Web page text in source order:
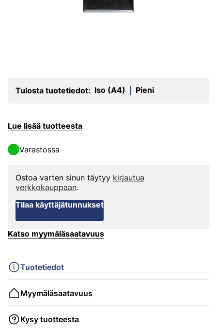
Tulosta tuotetiedot: Iso (A4) Pieni
Lue lisää tuotteesta
Varastossa
Ostoa varten sinun täytyy kirjautua
verkkokauppaan.
Tilaa käyttäjätunnukset
Katso myymäläsaatavuus
Tuotetiedot
Myymäläsaatavuus
Kysy tuotteesta